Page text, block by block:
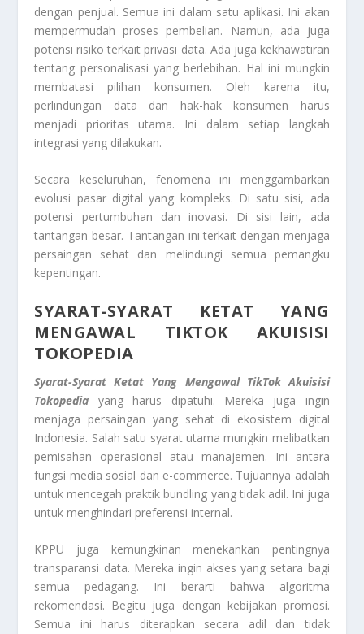
dengan penjual. Semua ini dalam satu aplikasi. Ini akan
mempermudah proses pembelian. Namun, ada juga
potensi risiko terkait privasi data. Ada juga kekhawatiran
tentang personalisasi yang berlebihan. Hal ini mungkin
membatasi pilihan konsumen. Oleh karena itu,
perlindungan data dan hak-hak konsumen harus
menjadi prioritas utama. Ini dalam setiap langkah
integrasi yang dilakukan.
Secara keseluruhan, fenomena ini menggambarkan
evolusi pasar digital yang kompleks. Di satu sisi, ada
potensi pertumbuhan dan inovasi. Di sisi lain, ada
tantangan besar. Tantangan ini terkait dengan menjaga
persaingan sehat dan melindungi semua pemangku
kepentingan.
SYARAT-SYARAT KETAT YANG
MENGAWAL TIKTOK AKUISISI
TOKOPEDIA
Syarat-Syarat Ketat Yang Mengawal TikTok Akuisisi
Tokopedia yang harus dipatuhi. Mereka juga ingin
menjaga persaingan yang sehat di ekosistem digital
Indonesia. Salah satu syarat utama mungkin melibatkan
pemisahan operasional atau manajemen. Ini antara
fungsi media sosial dan e-commerce. Tujuannya adalah
untuk mencegah praktik bundling yang tidak adil. Ini juga
untuk menghindari preferensi internal.
KPPU juga kemungkinan menekankan pentingnya
transparansi data. Mereka ingin akses yang setara bagi
semua pedagang. Ini berarti bahwa algoritma
rekomendasi. Begitu juga dengan kebijakan promosi.
Semua ini harus diterapkan secara adil dan tidak